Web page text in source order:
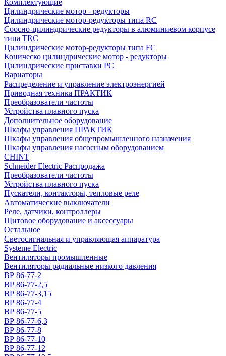
Комплектующие
Цилиндрические мотор - редукторы
Цилиндрические мотор-редукторы типа RC
Соосно-цилиндрические редукторы в алюминиевом корпусе
типа TRC
Цилиндрические мотор-редукторы типа FC
Коническо цилиндрические мотор - редукторы
Цилиндрические приставки PC
Вариаторы
Распределение и управление электроэнергией
Приводная техника ПРАКТИК
Преобразователи частоты
Устройства плавного пуска
Дополнительное оборудование
Шкафы управления ПРАКТИК
Шкафы управления общепромышленного назначения
Шкафы управления насосным оборудованием
CHINT
Schneider Electric Распродажа
Преобразователи частоты
Устройства плавного пуска
Пускатели, контакторы, тепловые реле
Автоматические выключатели
Реле, датчики, контроллеры
Щитовое оборудование и аксессуары
Остальное
Светосигнальная и управляющая аппаратура
Systeme Electric
Вентиляторы промышленные
Вентиляторы радиальные низкого давления
ВР 86-77-2
ВР 86-77-2,5
ВР 86-77-3,15
ВР 86-77-4
ВР 86-77-5
ВР 86-77-6,3
ВР 86-77-8
ВР 86-77-10
ВР 86-77-12